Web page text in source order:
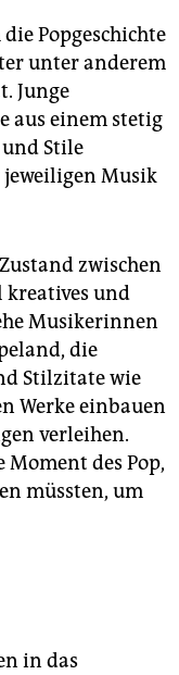
Popgeschichte
unter anderem
Junge
aus einem stetig
Stile
jeweiligen Musik
zwischen
kreatives und
Musikerinnen
die
Stilzitate wie
Werke einbauen
verleihen.
des Pop,
müssten, um
in das